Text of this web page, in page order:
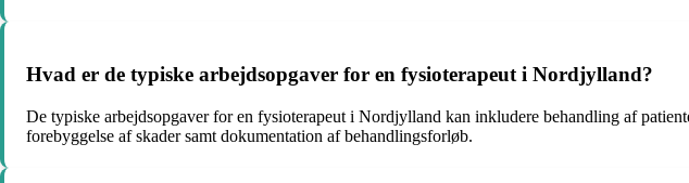
Hvad er de typiske arbejdsopgaver for en fysioterapeut i Nordjylland?
De typiske arbejdsopgaver for en fysioterapeut i Nordjylland kan inkludere behandling af
forebyggelse af skader samt dokumentation af behandlingsforløb.